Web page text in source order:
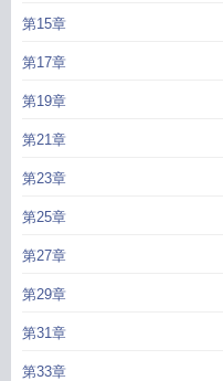
第15章
第17章
第19章
第21章
第23章
第25章
第27章
第29章
第31章
第33章